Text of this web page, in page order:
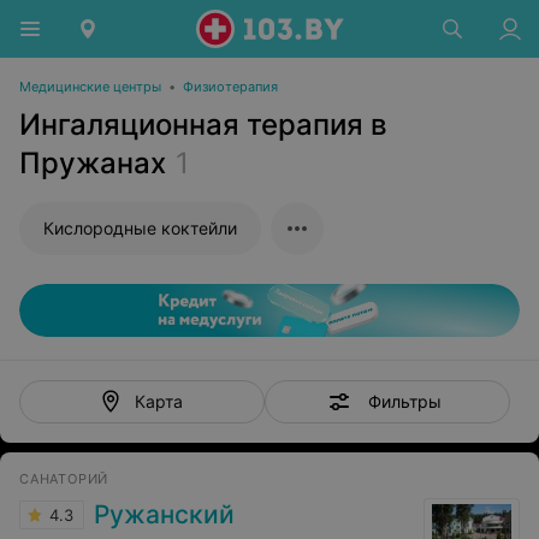
Медицинские центры • Физиотерапия
Ингаляционная терапия в
Пружанах 1
Кислородные коктейли
Карта Фильтры
САНАТОРИЙ
4.3 Ружанский